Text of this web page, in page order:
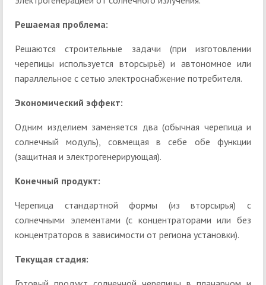
Решаемая проблема:
Решаются строительные задачи (при изготовлении
черепицы используется вторсырьё) и автономное или
параллельное с сетью электроснабжение потребителя.
Экономический эффект:
Одним изделием заменяется два (обычная черепица и
солнечный модуль), совмещая в себе обе функции
(защитная и электрогенерирующая).
Конечный продукт:
Черепица стандартной формы (из вторсырья) с
солнечными элементами (с концентраторами или без
концентраторов в зависимости от региона установки).
Текущая стадия: